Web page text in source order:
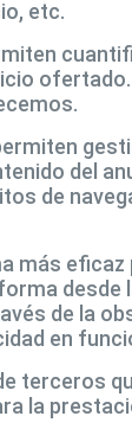
etc.
del
de
más
de la
en
terceros
la